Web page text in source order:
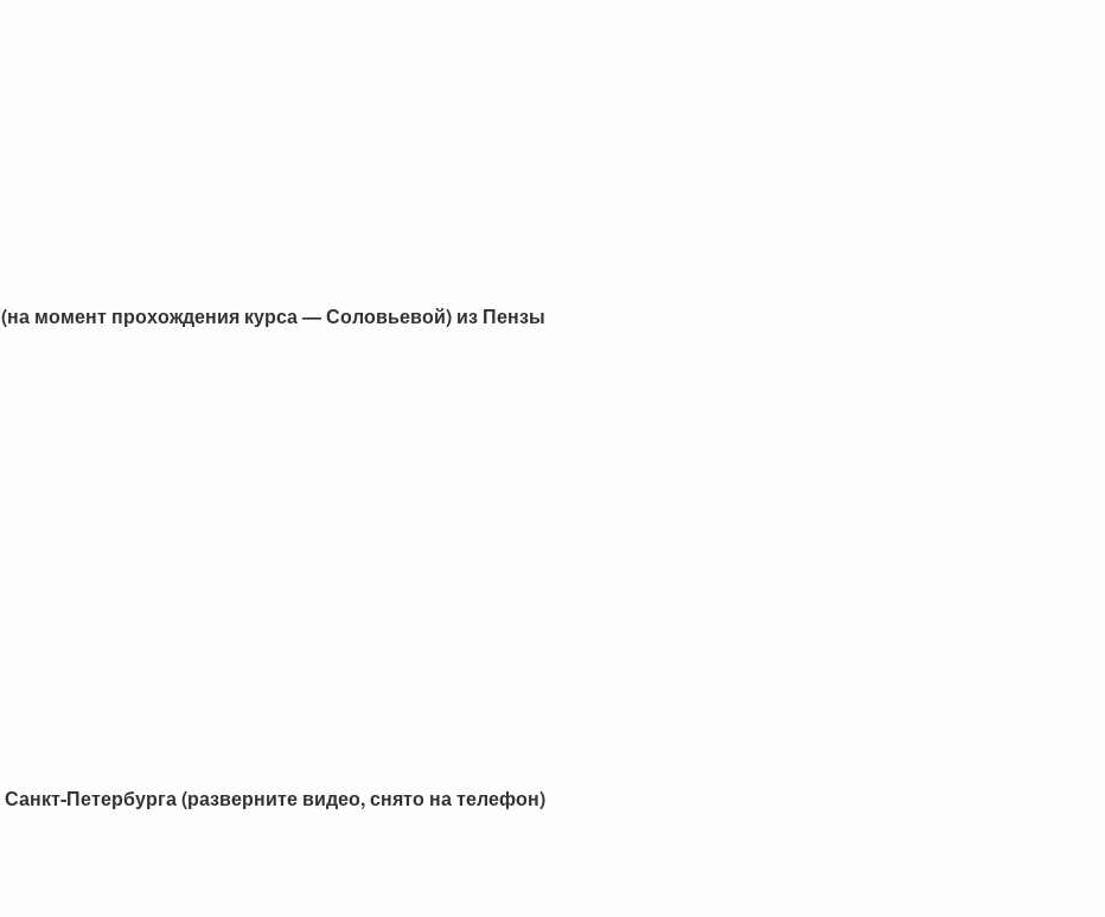
момент прохождения курса — Соловьевой) из Пензы
Петербурга (разверните видео, снято на телефон)